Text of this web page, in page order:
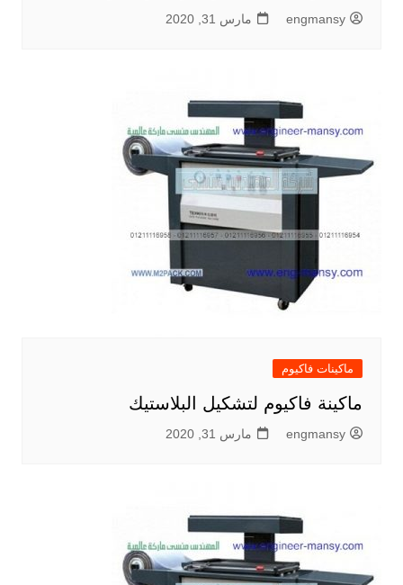
engmansy مارس 31, 2020
ماكينات فاكيوم
ماكينة فاكيوم لتشكيل البلاستيك
engmansy مارس 31, 2020